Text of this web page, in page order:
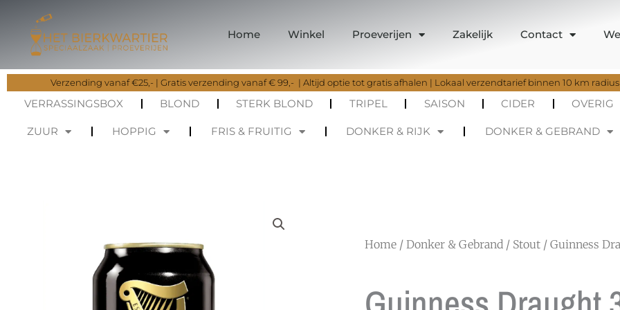
inhoud
Home Winkel Proeverijen Zakelijk Contact
Verzending vanaf €25,- | Gratis verzending vanaf € 99,- | Altijd optie tot gratis afhalen | Lokaal verzendtarief binnen 10 km radius
VERRASSINGSBOX BLOND STERK BLOND TRIPEL SAISON CIDER OVERIG
ZUUR HOPPIG FRIS & FRUITIG DONKER & RIJK DONKER & GEBRAND
Home /Donker & Gebrand / Stout / Guinness